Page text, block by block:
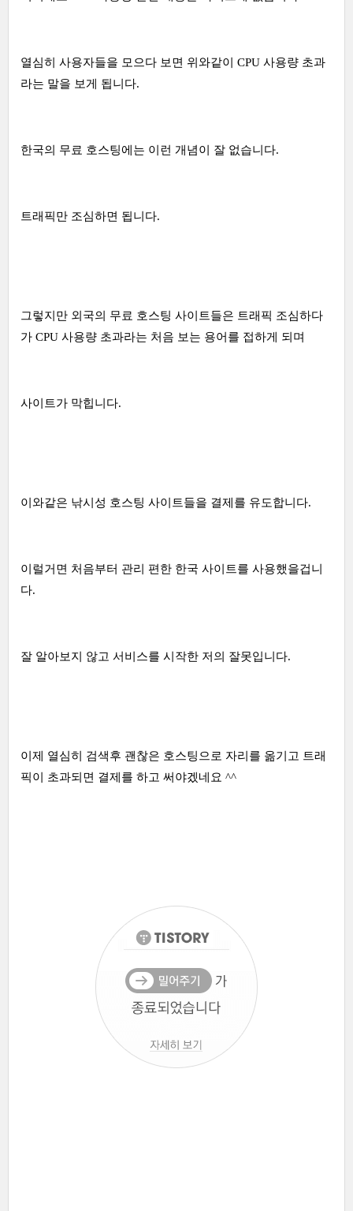
열심히 사용자들을 모으다 보면 위와같이 CPU 사용량 초과
라는 말을 보게 됩니다.
한국의 무료 호스팅에는 이런 개념이 잘 없습니다.
트래픽만 조심하면 됩니다.
그렇지만 외국의 무료 호스팅 사이트들은 트래픽 조심하다
가 CPU 사용량 초과라는 처음 보는 용어를 접하게 되며
사이트가 막힙니다.
이와같은 낚시성 호스팅 사이트들을 결제를 유도합니다.
이럴거면 처음부터 관리 편한 한국 사이트를 사용했을겁니
다.
잘 알아보지 않고 서비스를 시작한 저의 잘못입니다.
이제 열심히 검색후 괜찮은 호스팅으로 자리를 옮기고 트래
픽이 초과되면 결제를 하고 써야겠네요 ^^